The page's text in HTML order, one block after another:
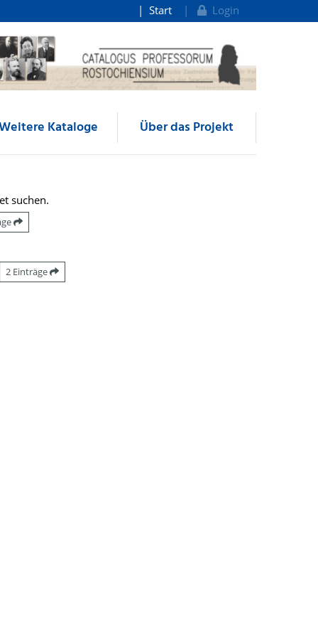
Start Login
Kataloge Über das Projekt
suchen.
2 Einträge